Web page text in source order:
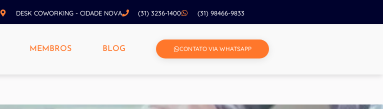
DESK COWORKING - CIDADE NOVA (31) 3236-1400 (31) 98466-9833
MEMBROS BLOG CONTATO VIA WHATSAPP